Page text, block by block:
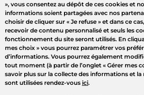
», vous consentez au dépôt de ces cookies et
informations soient partagées avec nos
choisir de cliquer sur « Je refuse » et dans ce
recevoir de contenu personnalisé et seuls les
fonctionnement du site seront utilisés. En
mes choix » vous pourrez paramétrer vos
d’informations. Vous pourrez également
tout moment (à partir de l’onglet « Gérer mes
savoir plus sur la collecte des informations et
sont utilisées rendez-vous ici.